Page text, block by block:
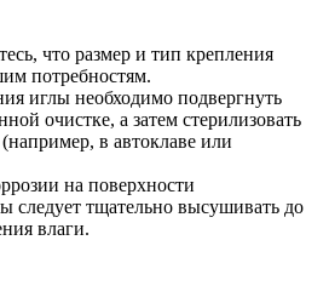
что размер и тип крепления
потребностям.
иглы необходимо подвергнуть
очистке, а затем стерилизовать
в автоклаве или
на поверхности
следует тщательно высушивать до
влаги.